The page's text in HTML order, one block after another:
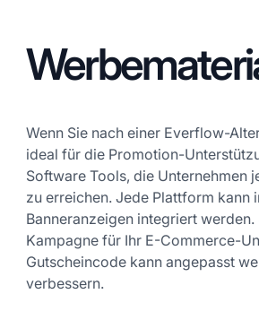
Wenn Sie nach einer Everflow-
ideal für die Promotion-
Software Tools, die Unternehmen
zu erreichen. Jede Plattform kann
Banneranzeigen integriert
Kampagne für Ihr E-Commerce-
Gutscheincode kann angepasst
verbessern.